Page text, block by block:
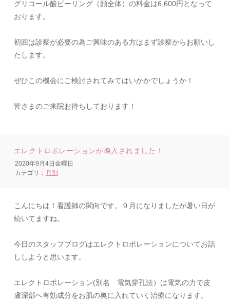
グリコール酸ピーリング（顔全体）の料金は6,600円となって
おります。
初回は診察が必要の為ご興味のある方はまず診察からお願いし
たします。
ぜひこの機会にご検討されてみてはいかかでしょうか！
皆さまのご来院お待ちしております！
エレクトロポレーションが導入されました！
2020年9月4日金曜日
カテゴリ： 月別
こんにちは！看護師の関向です。９月になりましたが暑い日が
続いてますね。
今日のスタッフブログはエレクトロポレーションについてお話
ししようと思います。
エレクトロポレーション(別名 電気穿孔法）は電気の力で皮
膚深部へ有効成分をお肌の奥に入れていく治療になります。